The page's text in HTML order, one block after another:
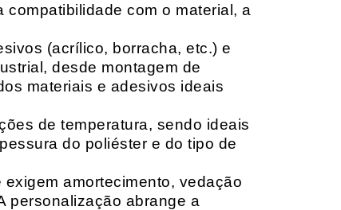
com o material, a
(acrílico, borracha, etc.) e
desde montagem de
materiais e adesivos ideais
de temperatura, sendo ideais
do poliéster e do tipo de
amortecimento, vedação
personalização abrange a